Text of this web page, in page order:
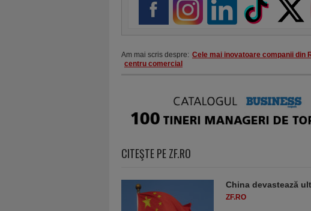
Am mai scris despre: Cele mai inovatoare companii din
centru comercial
CITEŞTE PE ZF.RO
China devastează
ZF.RO